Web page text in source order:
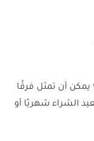
روتين كامل للبشرة أو الشعر، 4% يمكن أن تمثل فرقًا
الشراء شهريًا أو